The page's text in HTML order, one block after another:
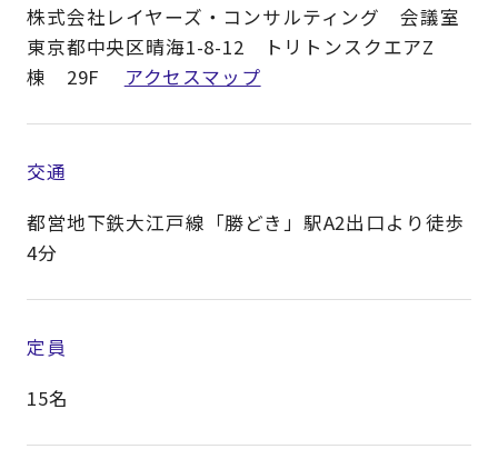
株式会社レイヤーズ・コンサルティング 会議室
東京都中央区晴海1-8-12 トリトンスクエアZ
棟 29F
アクセスマップ
交通
都営地下鉄大江戸線「勝どき」駅A2出口より徒歩
4分
定員
15名